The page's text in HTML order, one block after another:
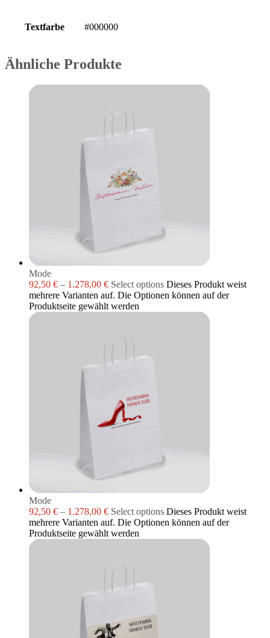
Textfarbe #000000
Ähnliche Produkte
Mode
92,50 € – 1.278,00 € Select options Dieses Produkt weist
mehrere Varianten auf. Die Optionen können auf der
Produktseite gewählt werden
Mode
92,50 € – 1.278,00 € Select options Dieses Produkt weist
mehrere Varianten auf. Die Optionen können auf der
Produktseite gewählt werden